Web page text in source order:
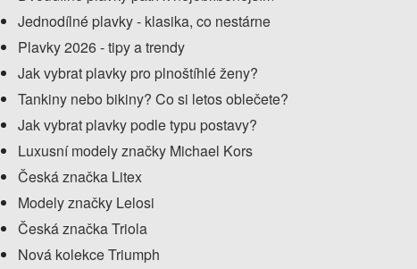
Jednodílné plavky - klasika, co nestárne
Plavky 2026 - tipy a trendy
Jak vybrat plavky pro plnoštíhlé ženy?
Tankiny nebo bikiny? Co si letos oblečete?
Jak vybrat plavky podle typu postavy?
Luxusní modely značky Michael Kors
Česká značka Litex
Modely značky Lelosi
Česká značka Triola
Nová kolekce Triumph